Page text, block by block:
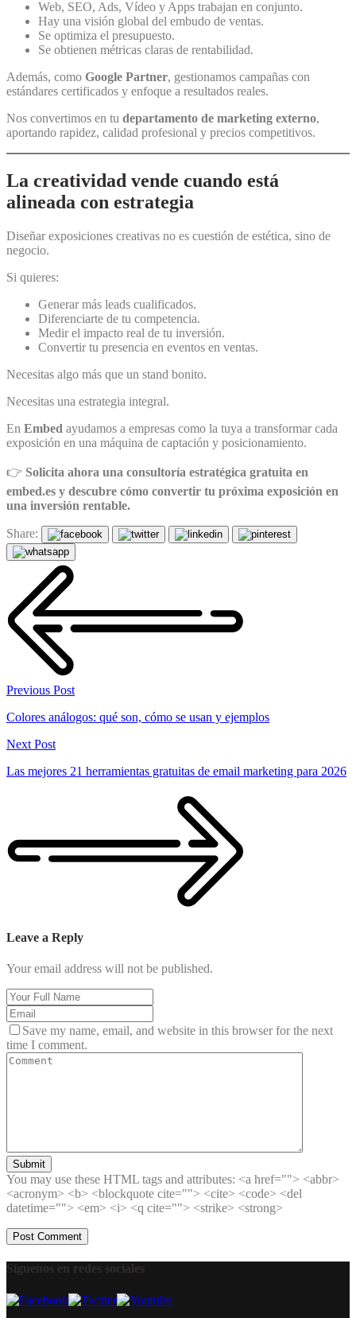
Web, SEO, Ads, Vídeo y Apps trabajan en conjunto.
Hay una visión global del embudo de ventas.
Se optimiza el presupuesto.
Se obtienen métricas claras de rentabilidad.
Además, como Google Partner, gestionamos campañas con
estándares certificados y enfoque a resultados reales.
Nos convertimos en tu departamento de marketing externo,
aportando rapidez, calidad profesional y precios competitivos.
La creatividad vende cuando está
alineada con estrategia
Diseñar exposiciones creativas no es cuestión de estética, sino de
negocio.
Si quieres:
Generar más leads cualificados.
Diferenciarte de tu competencia.
Medir el impacto real de tu inversión.
Convertir tu presencia en eventos en ventas.
Necesitas algo más que un stand bonito.
Necesitas una estrategia integral.
En Embed ayudamos a empresas como la tuya a transformar cada
exposición en una máquina de captación y posicionamiento.
👉 Solicita ahora una consultoría estratégica gratuita en
embed.es y descubre cómo convertir tu próxima exposición en
una inversión rentable.
Share:
Previous Post
Colores análogos: qué son, cómo se usan y ejemplos
Next Post
Las mejores 21 herramientas gratuitas de email marketing para 2026
Leave a Reply
Your email address will not be published.
Save my name, email, and website in this browser for the next
time I comment.
Submit
You may use these HTML tags and attributes: <a href=""> <abbr>
<acronym> <b> <blockquote cite=""> <cite> <code> <del
datetime=""> <em> <i> <q cite=""> <strike> <strong>
Síguenos en redes sociales